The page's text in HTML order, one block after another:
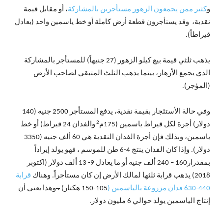
و كثير ممن يجمعون الزهور مستأجرين بالمشاركة، أو مقابل قيمة
نقدية، وقد يستأجرون قطعة أرض كاملة أو خط ياسمين واحد (يعادل
قيراطاً).
يذهب ثلثي قيمة بيع كيلو الزهور (27 جنيهاً) للمستأجر بالمشاركة
الذي يجمع الأزهار، بينما يذهب الثلث المتبقي لصاحب الأرض
(المؤجر).
وفي حالة الأستئجار بقيمة نقدية، يدفع المستأجر 2500 جنيه (140
دولار) أجرة لكل قيراط ياسمين (175م
2
والفدان 24 قيراط) أو خط
ياسمين، وبذلك فإن أجرة الفدان النقدية هي 60 ألف جنيه (3350
دولار). وإذا كان الفدان ينتج 4-6 طن للموسم ، فهو يولد إيراداً
بمقدرار160 – 240 ألف جنيه أو ما يعادل 9- 13 ألف دولار (اكتوبر
2018) يذهب قرابة ثلثها لمالك الأرض إن كان مستأجراً. وهناك
قرابة
440-630 فدان مزروعة بالياسمين (
105-150 هكتار) ،وهذا يعني أن
إنتاج الياسمين يولد حوالي 6 مليون دولار.